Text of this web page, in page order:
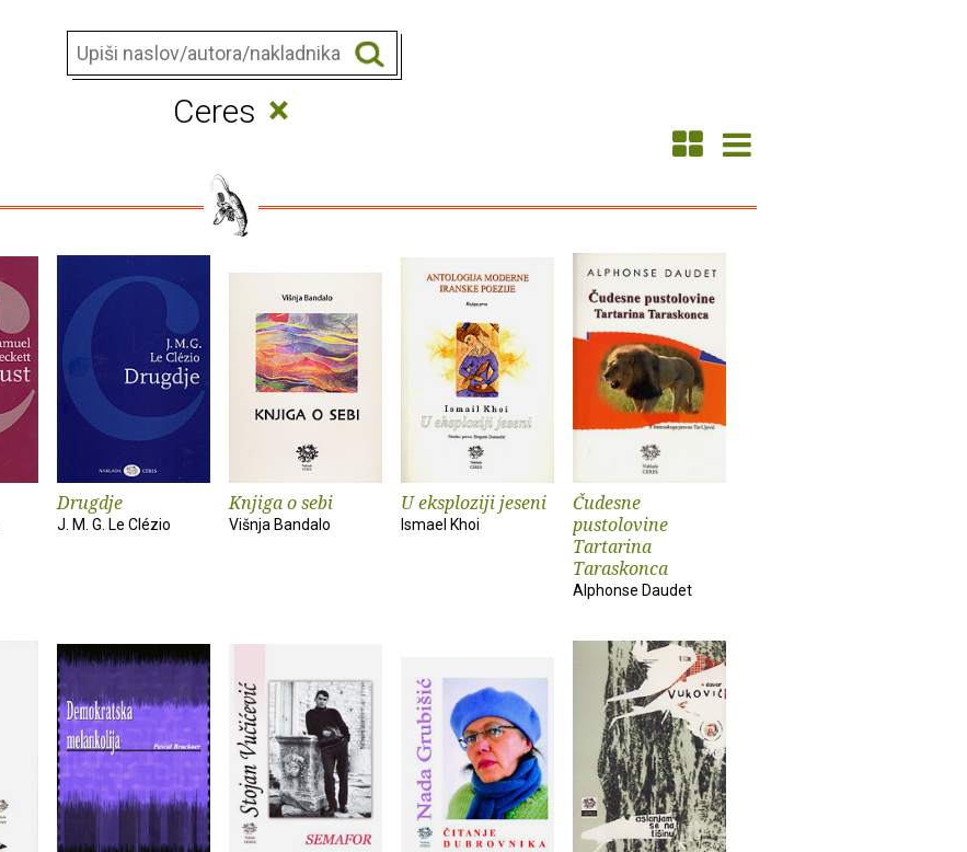
Ceres ×
Drugdje
J. M. G. Le Clézio
Knjiga o sebi
Višnja Bandalo
U eksploziji jeseni
Ismael Khoi
Čudesne
pustolovine
Tartarina
Taraskonca
Alphonse Daudet